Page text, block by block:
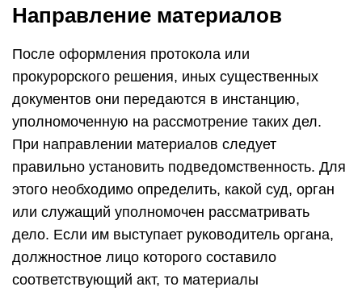
Направление материалов
После оформления протокола или
прокурорского решения, иных существенных
документов они передаются в инстанцию,
уполномоченную на рассмотрение таких дел.
При направлении материалов следует
правильно установить подведомственность. Для
этого необходимо определить, какой суд, орган
или служащий уполномочен рассматривать
дело. Если им выступает руководитель органа,
должностное лицо которого составило
соответствующий акт, то материалы